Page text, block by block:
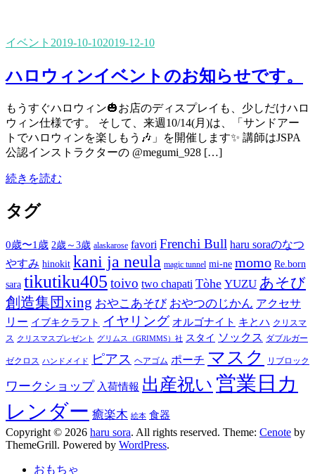
イベント 2019-10-102019-12-10
ハロウィンイベントのお知らせです。
もうすぐハロウィン🎃お店のディスプレイも、少しだけハロ
ウィン仕様です。 そして、来週10/14(月)は、「サンドアー
トでハロウィンを楽しもう🎶」を開催します✨ 講師はJSPA
公認インストラクターの @megumi_928 […]
続きを読む
タグ
0歳〜1歳 2歳～3歳 alaskarose favori Frenchi Bull haru soraのなつ
やすみ hinokit kani ja neula magic tunnel mi-ne momo Re.born
sara tikutiku405 toivo two chapati Tòhe YUZU あそび
創造集団xing おやこあそび おやつのじかん アクセサ
リー イブキクラフト イヤリング オルゴナイト キとハ クリスマ
ス クリスマスプレゼント グリムス（GRIMMS）社 スタイ ソックス ダブルガー
ゼクロス ハンドメイド ピアス ヘアゴム ポーチ マスク リブロック
ワークショップ 入荷情報 出産祝い 営業日カ
レンダー 癒楽木 絵本 食器
Copyright © 2026 haru sora. All rights reserved. Theme: Cenote by
ThemeGrill. Powered by WordPress.
おもちゃ